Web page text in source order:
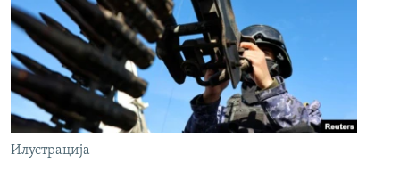
Илустрација